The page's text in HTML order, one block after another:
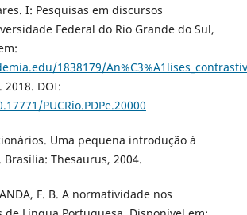
I: Pesquisas em discursos
Federal do Rio Grande do Sul,
1838179/
2018. DOI:
PUCRio.PDPe.20000
Uma pequena introdução à
Thesaurus, 2004.
F. B. A normatividade nos